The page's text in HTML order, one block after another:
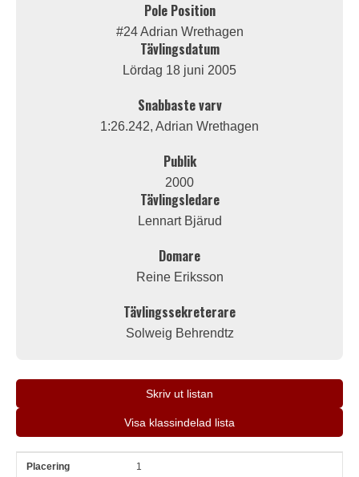
Pole Position
#24 Adrian Wrethagen
Tävlingsdatum
Lördag 18 juni 2005
Snabbaste varv
1:26.242, Adrian Wrethagen
Publik
2000
Tävlingsledare
Lennart Bjärud
Domare
Reine Eriksson
Tävlingssekreterare
Solweig Behrendtz
Skriv ut listan
Visa klassindelad lista
Pl Snr 1